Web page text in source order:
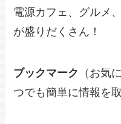
電源カフェ、グルメ
が盛りだくさん！
ブックマーク
（お気
つでも簡単に情報を